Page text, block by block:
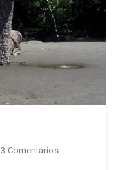
3 ComentáriosEm